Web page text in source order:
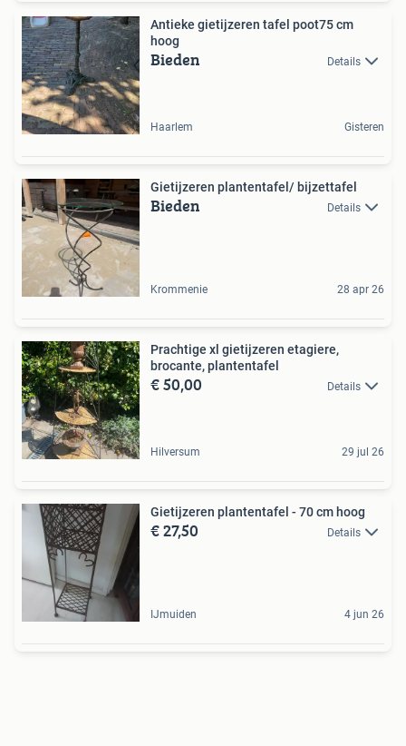
Antieke gietijzeren tafel poot75 cm
hoog
Bieden Details
Haarlem Gisteren
Gietijzeren plantentafel/ bijzettafel
Bieden Details
Krommenie 28 apr 26
Prachtige xl gietijzeren etagiere,
brocante, plantentafel
€ 50,00 Details
Hilversum 29 jul 26
Gietijzeren plantentafel - 70 cm hoog
€ 27,50 Details
IJmuiden 4 jun 26